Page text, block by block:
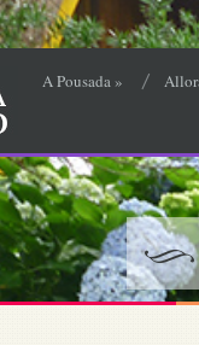
A Pousada »